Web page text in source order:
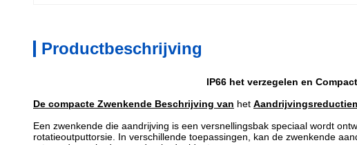
Productbeschrijving
IP66 het verzegelen en
De compacte Zwenkende Beschrijving van het
Een zwenkende die aandrijving is een versnellingsbak speciaal wordt
rotatieoutputtorsie. In verschillende toepassingen, kan de zwenkende